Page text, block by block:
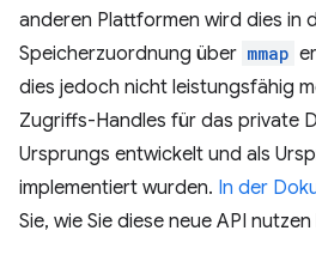
anderen Plattformen wird dies in
Speicherzuordnung über mmap
dies jedoch nicht leistungsfähig
Zugriffs-Handles für das private
Ursprungs entwickelt und als
implementiert wurden. In der
Sie, wie Sie diese neue API